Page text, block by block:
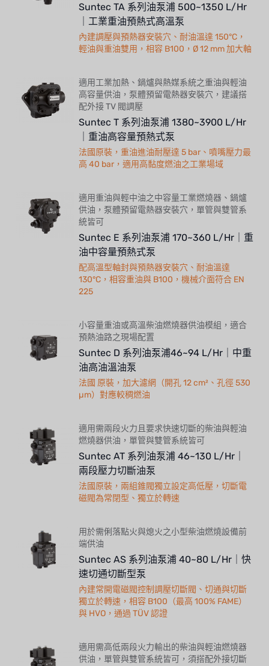
Suntec TA 系列油泵浦 500~1350 L/Hr
｜工業重油預熱式高溫泵
內建調壓與預熱器安裝穴、耐油溫達 150°C，
輕油與重油雙用，相容 B100，Ø 12 mm 加大軸
適用工業加熱、鍋爐與熱媒系統之重油與輕油
高容量供油，泵體預留電熱器安裝穴，建議搭
配外接 TV 閥調壓
Suntec T 系列油泵浦 1380~3900 L/Hr
｜重油高容量預熱式泵
法國原裝，重油進油耐壓達 5 bar、噴嘴壓力最
高 40 bar，適用高黏度燃油之工業場域
適用重油與輕中油之中容量工業燃燒器、鍋爐
供油，泵體預留電熱器安裝穴，單管與雙管系
統皆可
Suntec E 系列油泵浦 170~360 L/Hr｜重
油中容量預熱式泵
配高溫型軸封與預熱器安裝穴、耐油溫達
130°C，相容重油與 B100，機械介面符合 EN
225
小容量重油或高溫柴油燃燒器供油模組，適合
預熱油路之現場配置
Suntec D 系列油泵浦46~94 L/Hr｜中重
油高油溫油泵
法國 原裝，加大濾網（開孔 12 cm²、孔徑 530
µm）對應較稠燃油
適用需兩段火力且要求快速切斷的柴油與輕油
燃燒器供油，單管與雙管系統皆可
Suntec AT 系列油泵浦 46~130 L/Hr｜
兩段壓力切斷油泵
法國原裝，兩組錐閥獨立設定高低壓，切斷電
磁閥為常閉型、獨立於轉速
用於需俐落點火與熄火之小型柴油燃燒設備前
端供油
Suntec AS 系列油泵浦 40~80 L/Hr｜快
速切通切斷型泵
內建常開電磁閥控制調壓切斷閥、切通與切斷
獨立於轉速，相容 B100（最高 100% FAME）
與 HVO，通過 TÜV 認證
適用需高低兩段火力輸出的柴油與輕油燃燒器
供油，單管與雙管系統皆可，須搭配外接切斷